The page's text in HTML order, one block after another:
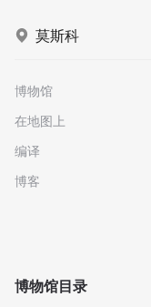
莫斯科
博物馆
在地图上
编译
博客
博物馆目录